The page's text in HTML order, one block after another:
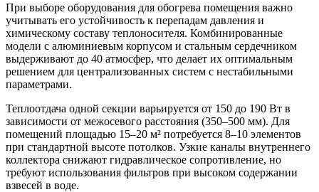
При выборе оборудования для обогрева помещения важно
учитывать его устойчивость к перепадам давления и
химическому составу теплоносителя. Комбинированные
модели с алюминиевым корпусом и стальным сердечником
выдерживают до 40 атмосфер, что делает их оптимальным
решением для централизованных систем с нестабильными
параметрами.
Теплоотдача одной секции варьируется от 150 до 190 Вт в
зависимости от межосевого расстояния (350–500 мм). Для
помещений площадью 15–20 м² потребуется 8–10 элементов
при стандартной высоте потолков. Узкие каналы внутреннего
коллектора снижают гидравлическое сопротивление, но
требуют использования фильтров при высоком содержании
взвесей в воде.